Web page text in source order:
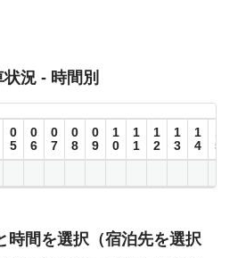
況 - 時間別
0
5
0
6
0
7
0
8
0
9
1
0
1
1
1
2
1
3
1
4
1
5
時間を選択（宿泊先を選択